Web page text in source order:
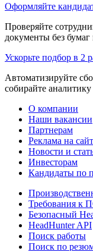
Оформляйте
Проверяйте
документы без
Ускорьте подбор в 2
Автоматизируйте
собирайте
О компании
Наши вакансии
Партнерам
Реклама на
Новости и
Инвесторам
Кандидаты по
Требования к
Безопасный
HeadHunter API
Поиск работы
Поиск по